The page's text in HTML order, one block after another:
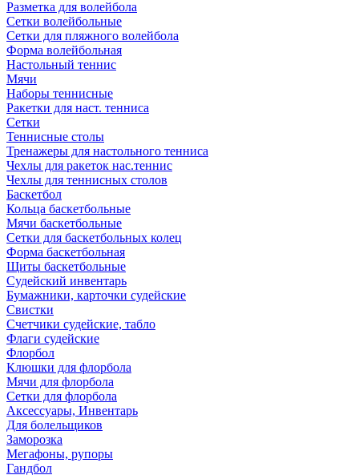
Разметка для волейбола
Сетки волейбольные
Сетки для пляжного волейбола
Форма волейбольная
Настольный теннис
Мячи
Наборы теннисные
Ракетки для наст. тенниса
Сетки
Теннисные столы
Тренажеры для настольного тенниса
Чехлы для ракеток нас.теннис
Чехлы для теннисных столов
Баскетбол
Кольца баскетбольные
Мячи баскетбольные
Сетки для баскетбольных колец
Форма баскетбольная
Щиты баскетбольные
Судейский инвентарь
Бумажники, карточки судейские
Свистки
Счетчики судейские, табло
Флаги судейские
Флорбол
Клюшки для флорбола
Мячи для флорбола
Сетки для флорбола
Аксессуары, Инвентарь
Для болельщиков
Заморозка
Мегафоны, рупоры
Гандбол